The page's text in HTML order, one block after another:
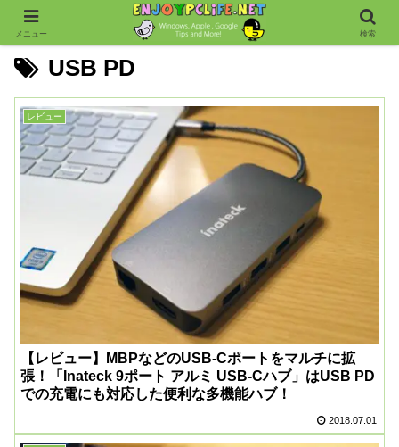
USB PD
レビュー
【レビュー】MBPなどのUSB-Cポートをマルチに拡
張！「Inateck 9ポート アルミ USB-Cハブ」はUSB PD
での充電にも対応した便利な多機能ハブ！
2018.07.01
メニュー 検索